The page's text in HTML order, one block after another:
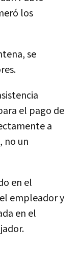
los
se
el pago de
a
no un
en el
empleador y
en el